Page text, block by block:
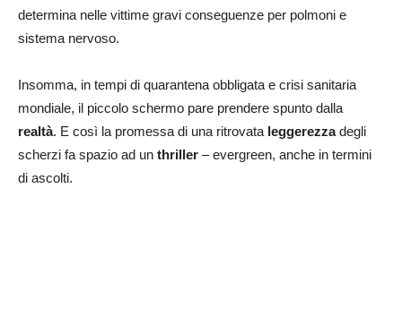
determina nelle vittime gravi conseguenze per polmoni e
sistema nervoso.
Insomma, in tempi di quarantena obbligata e crisi sanitaria
mondiale, il piccolo schermo pare prendere spunto dalla
realtà. E così la promessa di una ritrovata leggerezzadegli
scherzi fa spazio ad un thriller – evergreen, anche in termini
di ascolti.